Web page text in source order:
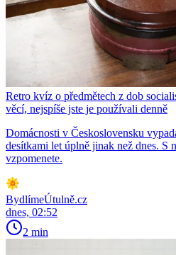
Retro kvíz o předmětech z dob
věcí, nejspíše jste je používali denně
Domácnosti v Československu
desítkami let úplně jinak než dnes. S
vzpomenete.
BydlímeÚtulně.cz
dnes, 02:52
2 min